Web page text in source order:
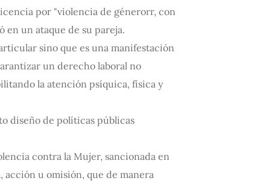
por "violencia de génerorr, con
en un ataque de su pareja.
sino que es una manifestación
un derecho laboral no
la atención psíquica, física y
diseño de políticas públicas
contra la Mujer, sancionada en
u omisión, que de manera